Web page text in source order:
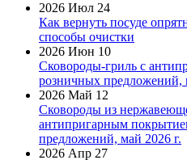
2026 Июл 24
Как вернуть посуде
способы очистки
2026 Июн 10
Сковороды-гриль с
розничных предложений,
2026 Май 12
Сковороды из
антипригарным
предложений, май 2026 г.
2026 Апр 27